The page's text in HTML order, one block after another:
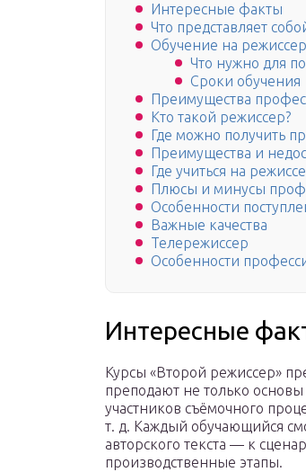
Интересные факты
Что представляет
Обучение на
Что нужно для
Сроки обучения
Преимущества
Кто такой режиссер?
Где можно получить
Преимущества и
Где учиться на
Плюсы и минусы
Особенности
Важные качества
Телережиссер
Особенности
Интересные
Курсы «Второй режиссер»
преподают не только
участников съёмочного
т. д. Каждый обучающийся
авторского текста — к
производственные этапы.